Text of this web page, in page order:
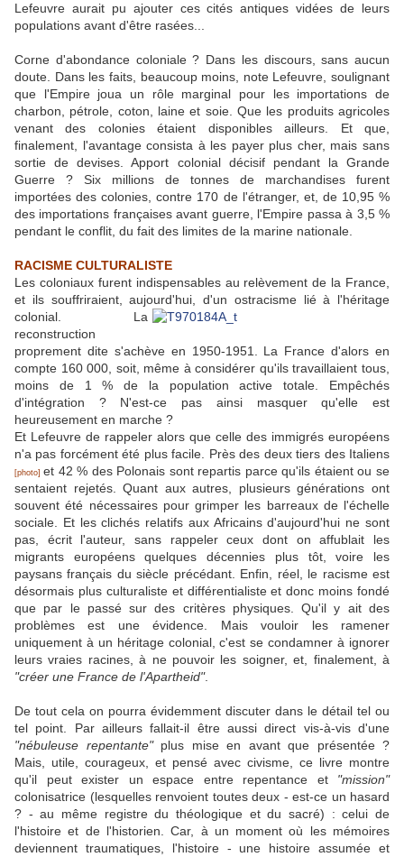
Lefeuvre aurait pu ajouter ces cités antiques vidées de leurs
populations avant d'être rasées...
Corne d'abondance coloniale ? Dans les discours, sans aucun
doute. Dans les faits, beaucoup moins, note Lefeuvre, soulignant
que l'Empire joua un rôle marginal pour les importations de
charbon, pétrole, coton, laine et soie. Que les produits agricoles
venant des colonies étaient disponibles ailleurs. Et que,
finalement, l'avantage consista à les payer plus cher, mais sans
sortie de devises. Apport colonial décisif pendant la Grande
Guerre ? Six millions de tonnes de marchandises furent
importées des colonies, contre 170 de l'étranger, et, de 10,95 %
des importations françaises avant guerre, l'Empire passa à 3,5 %
pendant le conflit, du fait des limites de la marine nationale.
RACISME CULTURALISTE
Les coloniaux furent indispensables au relèvement de la France,
et ils souffriraient, aujourd'hui, d'un ostracisme lié à l'héritage
colonial. La
reconstruction
proprement dite s'achève en 1950-1951. La France d'alors en
compte 160 000, soit, même à considérer qu'ils travaillaient tous,
moins de 1 % de la population active totale. Empêchés
d'intégration ? N'est-ce pas ainsi masquer qu'elle est
heureusement en marche ?
Et Lefeuvre de rappeler alors que celle des immigrés européens
n'a pas forcément été plus facile. Près des deux tiers des Italiens
[photo]et 42 % des Polonais sont repartis parce qu'ils étaient ou se
sentaient rejetés. Quant aux autres, plusieurs générations ont
souvent été nécessaires pour grimper les barreaux de l'échelle
sociale. Et les clichés relatifs aux Africains d'aujourd'hui ne sont
pas, écrit l'auteur, sans rappeler ceux dont on affublait les
migrants européens quelques décennies plus tôt, voire les
paysans français du siècle précédant. Enfin, réel, le racisme est
désormais plus culturaliste et différentialiste et donc moins fondé
que par le passé sur des critères physiques. Qu'il y ait des
problèmes est une évidence. Mais vouloir les ramener
uniquement à un héritage colonial, c'est se condamner à ignorer
leurs vraies racines, à ne pouvoir les soigner, et, finalement, à
"créer une France de l'Apartheid".
De tout cela on pourra évidemment discuter dans le détail tel ou
tel point. Par ailleurs fallait-il être aussi direct vis-à-vis d'une
"nébuleuse repentante"plus mise en avant que présentée ?
Mais, utile, courageux, et pensé avec civisme, ce livre montre
qu'il peut exister un espace entre repentance et "mission"
colonisatrice (lesquelles renvoient toutes deux - est-ce un hasard
? - au même registre du théologique et du sacré) : celui de
l'histoire et de l'historien. Car, à un moment où les mémoires
deviennent traumatiques, l'histoire - une histoire assumée et